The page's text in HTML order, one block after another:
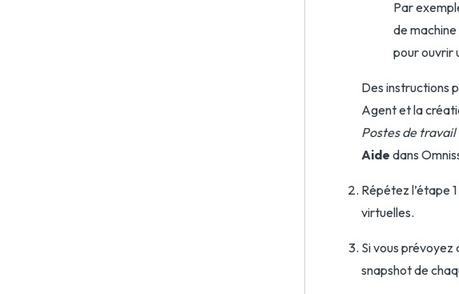
Par
de
pour ouvrir
Des instructions
Agent et la
Postes de
Aide dans
Répétez l’étape
virtuelles.
Si vous prévoyez
snapshot de